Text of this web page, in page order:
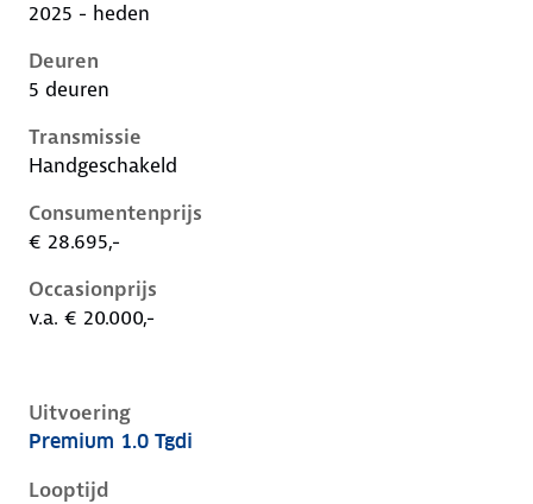
2025 - heden
Deuren
5 deuren
Transmissie
Handgeschakeld
Consumentenprijs
€ 28.695,-
Occasionprijs
v.a. € 20.000,-
Uitvoering
Hyundai I20 iii-1e-facelift, 1.0 tgdi, 66 kW, Benzine, 5
Premium 1.0 Tgdi
Looptijd